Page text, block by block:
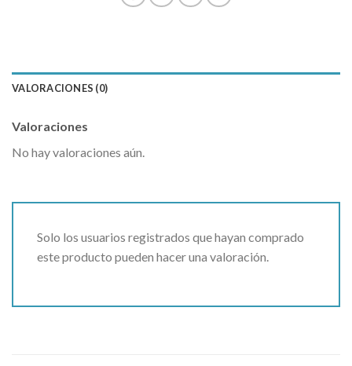
VALORACIONES (0)
Valoraciones
No hay valoraciones aún.
Solo los usuarios registrados que hayan comprado
este producto pueden hacer una valoración.